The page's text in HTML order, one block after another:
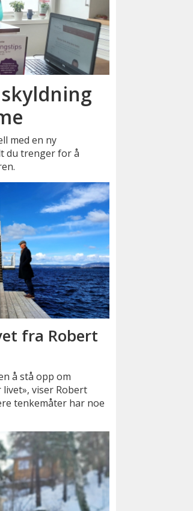
med en ny
du trenger for å
fra Robert
å stå opp om
viser Robert
tenkemåter har noe